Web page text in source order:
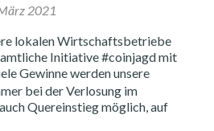
2021
lokalen Wirtschaftsbetriebe
Initiative #coinjagd mit
Gewinne werden unsere
bei der Verlosung im
Quereinstieg möglich, auf